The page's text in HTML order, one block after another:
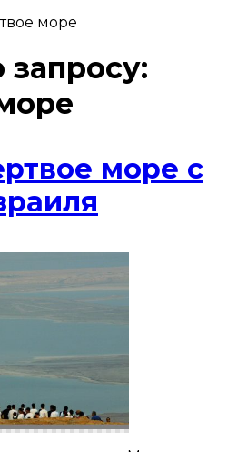
море
запросу:
море с